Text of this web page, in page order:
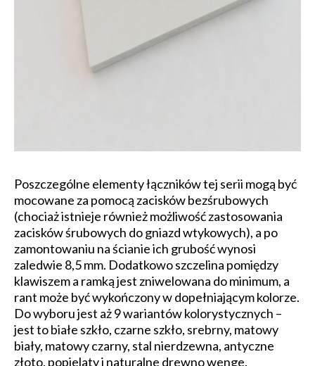
Poszczególne elementy łączników tej serii mogą być
mocowane za pomocą zacisków bezśrubowych
(chociaż istnieje również możliwość zastosowania
zacisków śrubowych do gniazd wtykowych), a po
zamontowaniu na ścianie ich grubość wynosi
zaledwie 8,5 mm. Dodatkowo szczelina pomiędzy
klawiszem a ramką jest zniwelowana do minimum, a
rant może być wykończony w dopełniającym kolorze.
Do wyboru jest aż 9 wariantów kolorystycznych –
jest to białe szkło, czarne szkło, srebrny, matowy
biały, matowy czarny, stal nierdzewna, antyczne
złoto, popielaty i naturalne drewno wenge.